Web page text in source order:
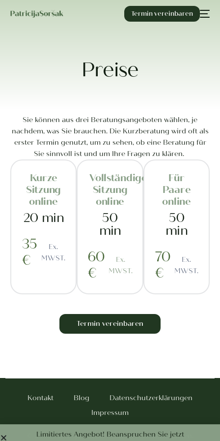
Termin vereinbaren
Preise
Sie können aus drei Beratungsangeboten wählen, je
nachdem, was Sie brauchen. Die Kurzberatung wird oft als
erster Termin genutzt, um zu sehen, ob eine Beratung für
Sie sinnvoll ist und um Ihre Fragen zu klären.
Kurze
Sitzung
online
20 min
35
€
Ex.
MWST.
Vollständige
Sitzung
online
50
min
60
€
Ex.
MWST.
Für
Paare
online
50
min
70
€
Ex.
MWST.
Termin vereinbaren
© 2026 Patricija Soršak - Alle Rechte vorbehalten.
Kontakt Blog
Datenschutzerklärungen
Impressum
Termin vereinbaren
Limitiertes Angebot! Beanspruchen Sie jetzt